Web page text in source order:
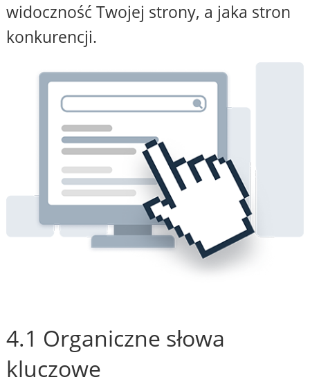
widoczność Twojej strony, a jaka stron
konkurencji.
4.1 Organiczne słowa
kluczowe